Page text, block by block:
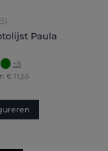
waardering van 5 van 5
Paula
+8
€ 11,55